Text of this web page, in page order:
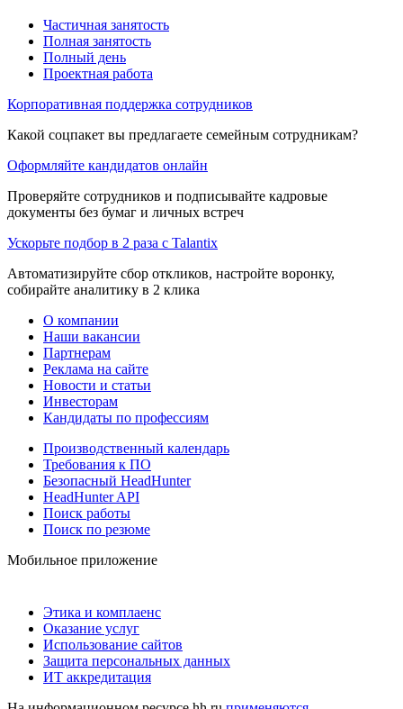
Частичная занятость
Полная занятость
Полный день
Проектная работа
Корпоративная поддержка сотрудников
Какой соцпакет вы предлагаете семейным сотрудникам?
Оформляйте кандидатов онлайн
Проверяйте сотрудников и подписывайте кадровые
документы без бумаг и личных встреч
Ускорьте подбор в 2 раза с Talantix
Автоматизируйте сбор откликов, настройте воронку,
собирайте аналитику в 2 клика
О компании
Наши вакансии
Партнерам
Реклама на сайте
Новости и статьи
Инвесторам
Кандидаты по профессиям
Производственный календарь
Требования к ПО
Безопасный HeadHunter
HeadHunter API
Поиск работы
Поиск по резюме
Мобильное приложение
Этика и комплаенс
Оказание услуг
Использование сайтов
Защита персональных данных
ИТ аккредитация